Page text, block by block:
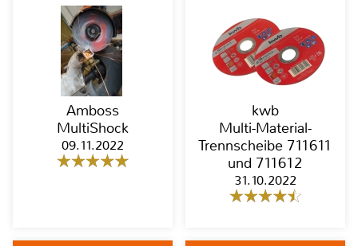
Amboss
MultiShock
09.11.2022
kwb
Multi-Material-
Trennscheibe 711611
und 711612
31.10.2022